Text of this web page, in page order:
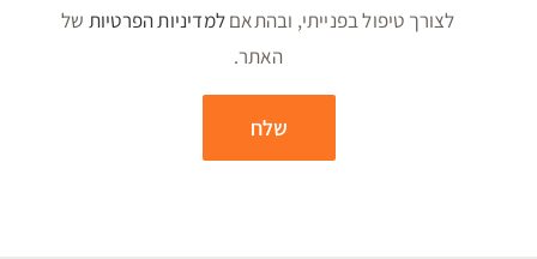
לצורך טיפול בפנייתי, ובהתאםלמדיניות הפרטיות של
האתר.